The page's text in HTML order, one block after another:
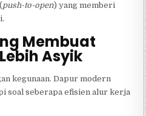
push-to-open) yang memberi
Membuat
Asyik
kegunaan. Dapur modern
soal seberapa efisien alur kerja